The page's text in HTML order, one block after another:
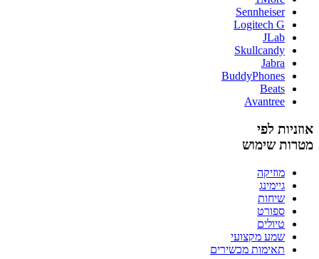
Sennheiser
Logitech G
JLab
Skullcandy
Jabra
BuddyPhones
Beats
Avantree
אוזניות לפי
מטרות שימוש
מוזיקה
גיימינג
שיחות
ספורט
טיולים
שמע מקצועי
תאימות מכשירים